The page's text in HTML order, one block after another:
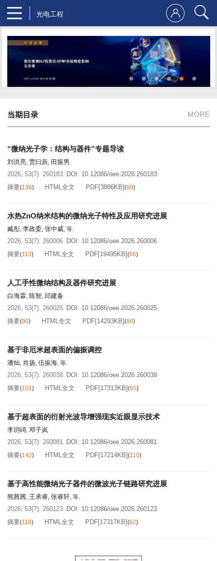
光电工程
当期目录 MORE
“微纳光子学：结构与器件”专题导读
刘洪亮, 贾曰辰, 田振男
2026, 53(7): 260183. DOI: 10.12086/oee.2026.260183
摘要(136) HTML全文 PDF[3886KB](89)
水热ZnO纳米结构的微纳光子特性及应用研究进展
臧彤, 李政委, 张中威, 等.
2026, 53(7): 260006. DOI: 10.12086/oee.2026.260006
摘要(113) HTML全文 PDF[19495KB](66)
人工手性微纳结构及器件研究进展
白海霖, 陈智, 邱建备
2026, 53(7): 260025. DOI: 10.12086/oee.2026.260025
摘要(90) HTML全文 PDF[14293KB](86)
基于非厄米超表面的偏振调控
潘灿, 肖扬, 伍振海, 等.
2026, 53(7): 260038. DOI: 10.12086/oee.2026.260038
摘要(101) HTML全文 PDF[17313KB](65)
基于超表面的衍射光波导增强现实近眼显示技术
李玥碕, 邓子岚
2026, 53(7): 260081. DOI: 10.12086/oee.2026.260081
摘要(142) HTML全文 PDF[17214KB](110)
基于高性能微纳光子器件的微波光子链路研究进展
熊茜茜, 王承睿, 张睿轩, 等.
2026, 53(7): 260123. DOI: 10.12086/oee.2026.260123
摘要(118) HTML全文 PDF[17317KB](62)